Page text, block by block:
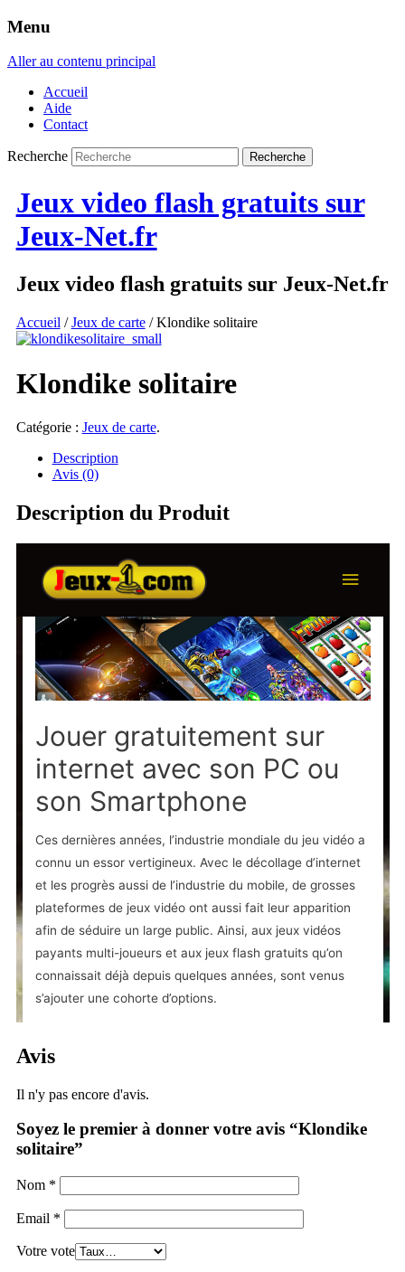
Menu
Aller au contenu principal
Accueil
Aide
Contact
Recherche
Jeux video flash gratuits sur
Jeux-Net.fr
Jeux video flash gratuits sur Jeux-Net.fr
Accueil /Jeux de carte/ Klondike solitaire
Klondike solitaire
Catégorie : Jeux de carte.
Description
Avis (0)
Description du Produit
Avis
Il n'y pas encore d'avis.
Soyez le premier à donner votre avis “Klondike
solitaire”
Nom *
Email *
Votre vote